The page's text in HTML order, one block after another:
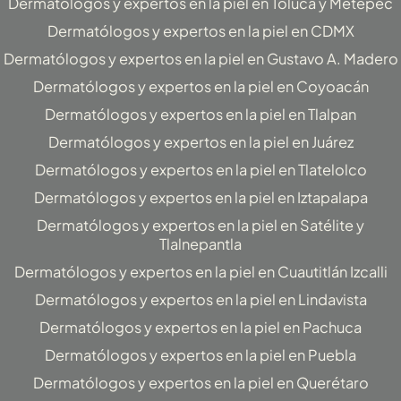
Dermatólogos y expertos en la piel en CDMX
Dermatólogos y expertos en la piel en Gustavo A. Madero
Dermatólogos y expertos en la piel en Coyoacán
Dermatólogos y expertos en la piel en Tlalpan
Dermatólogos y expertos en la piel en Juárez
Dermatólogos y expertos en la piel en Tlatelolco
Dermatólogos y expertos en la piel en Iztapalapa
Dermatólogos y expertos en la piel en Satélite y
Tlalnepantla
Dermatólogos y expertos en la piel en Cuautitlán Izcalli
Dermatólogos y expertos en la piel en Lindavista
Dermatólogos y expertos en la piel en Pachuca
Dermatólogos y expertos en la piel en Puebla
Dermatólogos y expertos en la piel en Querétaro